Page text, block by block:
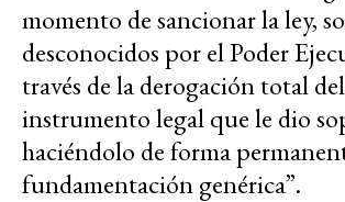
momento de sancionar la ley,
desconocidos por el Poder
través de la derogación total del
instrumento legal que le dio
haciéndolo de forma
fundamentación genérica”.